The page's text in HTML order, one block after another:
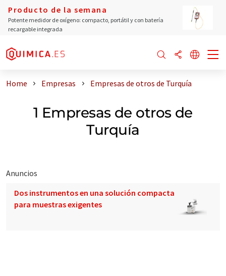
Producto de la semana
Potente medidor de oxígeno: compacto, portátil y con batería
recargable integrada
Home Empresas Empresas de otros de Turquía
1 Empresas de otros de
Turquía
Anuncios
Dos instrumentos en una solución compacta
para muestras exigentes